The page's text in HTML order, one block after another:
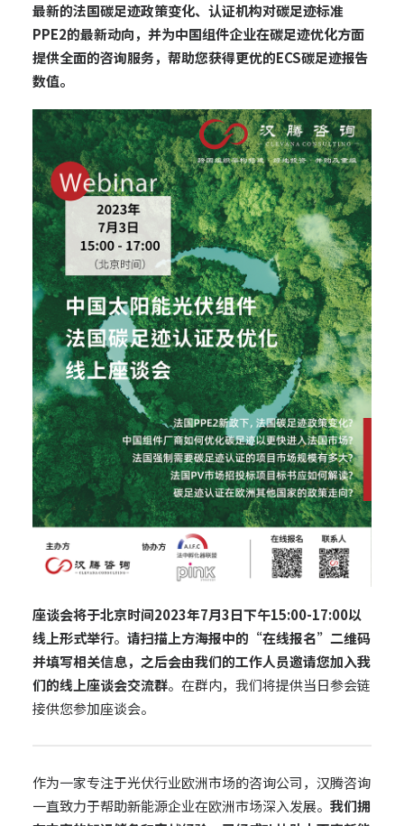
最新的法国碳足迹政策变化、认证机构对碳足迹标准
PPE2的最新动向，并为中国组件企业在碳足迹优化方面
提供全面的咨询服务，帮助您获得更优的ECS碳足迹报告
数值。
座谈会将于北京时间2023年7月3日下午15:00-17:00以
线上形式举行。 请扫描上方海报中的“在线报名”二维码
并填写相关信息，之后会由我们的工作人员邀请您加入我
们的线上座谈会交流群。在群内，我们将提供当日参会链
接供您参加座谈会。
作为一家专注于光伏行业欧洲市场的咨询公司，汉腾咨询
一直致力于帮助新能源企业在欧洲市场深入发展。 我们拥